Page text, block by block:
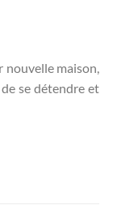
nouvelle maison,
se détendre et